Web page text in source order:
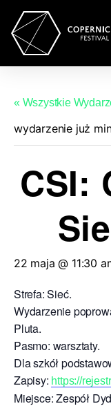
« Wszystkie
wydarzenie już
CSI:
22 maja @ 11:30
Strefa: Sieć.
Wydarzenie
Pluta.
Pasmo: warsztaty.
Dla szkół
Zapisy: https://
Miejsce: Zespół